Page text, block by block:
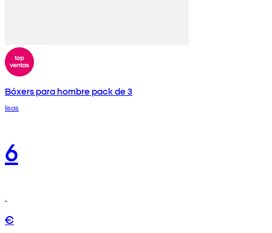
Bóxers para hombre pack de 3
lisas
6
€